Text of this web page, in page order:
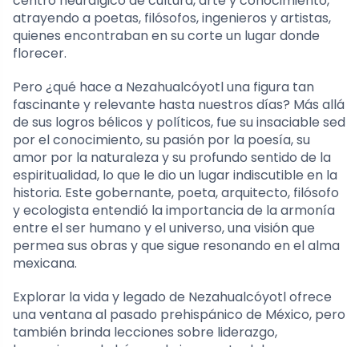
atrayendo a poetas, filósofos, ingenieros y artistas,
quienes encontraban en su corte un lugar donde
florecer.
Pero ¿qué hace a Nezahualcóyotl una figura tan
fascinante y relevante hasta nuestros días? Más allá
de sus logros bélicos y políticos, fue su insaciable sed
por el conocimiento, su pasión por la poesía, su
amor por la naturaleza y su profundo sentido de la
espiritualidad, lo que le dio un lugar indiscutible en la
historia. Este gobernante, poeta, arquitecto, filósofo
y ecologista entendió la importancia de la armonía
entre el ser humano y el universo, una visión que
permea sus obras y que sigue resonando en el alma
mexicana.
Explorar la vida y legado de Nezahualcóyotl ofrece
una ventana al pasado prehispánico de México, pero
también brinda lecciones sobre liderazgo,